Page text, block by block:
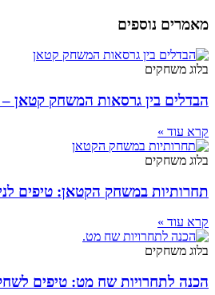
מאמרים נוספים
בלוג משחקים
הבדלים בין גרסאות המשחק קטאן –
קרא עוד »
בלוג משחקים
תחרותיות במשחק הקטאן: טיפים
קרא עוד »
בלוג משחקים
הכנה לתחרויות שח מט: טיפים